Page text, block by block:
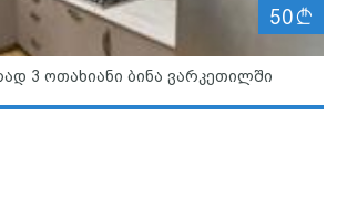
50
3 ოთახიანი ბინა ვარკეთილში